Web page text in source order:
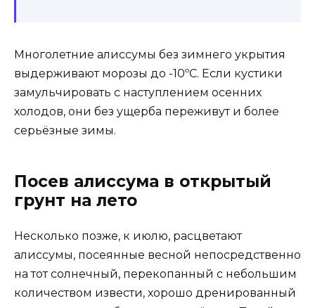
Многолетние алиссумы без зимнего укрытия
выдерживают морозы до -10ºС. Если кустики
замульчировать с наступлением осенних
холодов, они без ущерба переживут и более
серьёзные зимы.
Посев алиссума в открытый
грунт на лето
Несколько позже, к июлю, расцветают
алиссумы, посеянные весной непосредственно
на тот солнечный, перекопанный с небольшим
количеством извести, хорошо дренированный